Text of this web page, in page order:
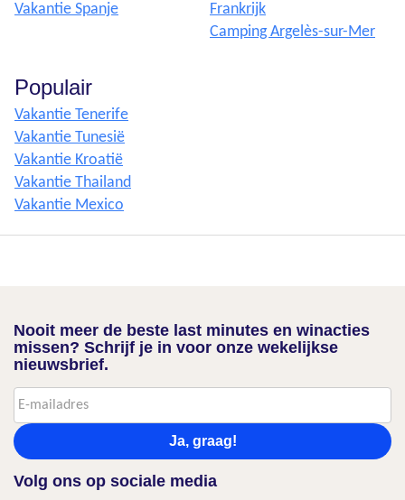
Vakantie Spanje
Frankrijk
Camping Argelès-sur-Mer
Populair
Vakantie Tenerife
Vakantie Tunesië
Vakantie Kroatië
Vakantie Thailand
Vakantie Mexico
Nooit meer de beste last minutes en winacties
missen? Schrijf je in voor onze wekelijkse
nieuwsbrief.
Ja, graag!
Volg ons op sociale media